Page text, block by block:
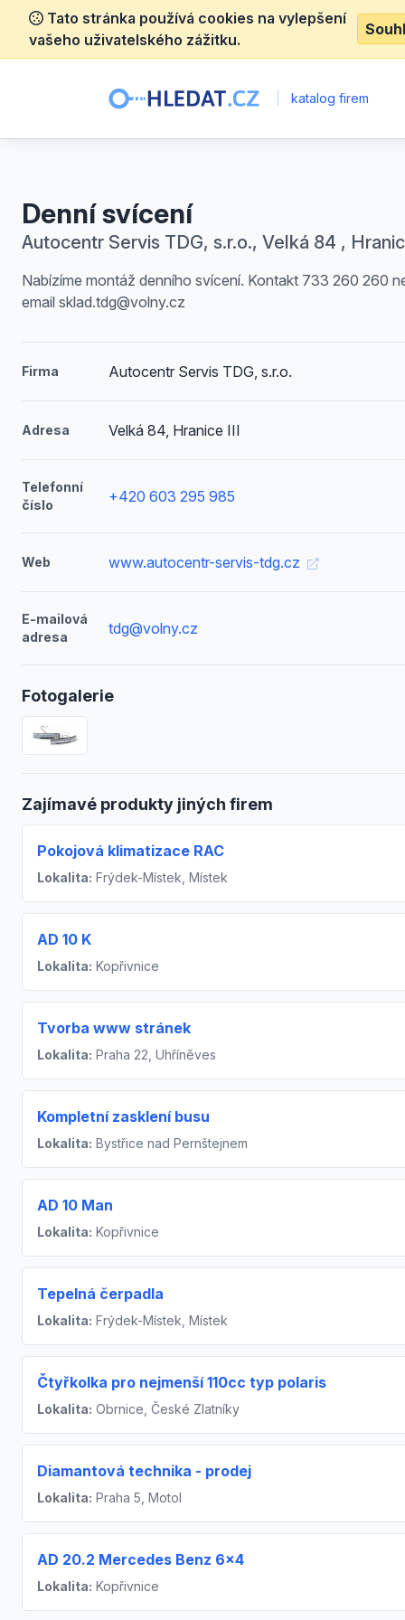
Tato stránka používá cookies na vylepšení
vašeho uživatelského zážitku.
katalog firem
Denní svícení
Autocentr Servis TDG, s.r.o., Velká 84 ,
Nabízíme montáž denního svícení. Kontakt 733 260 260
email sklad.tdg@volny.cz
Firma Autocentr Servis TDG, s.r.o.
Adresa Velká 84, Hranice III
Telefonní
číslo
+420 603 295 985
Web www.autocentr-servis-tdg.cz
E-mailová
adresa
tdg@volny.cz
Fotogalerie
Zajímavé produkty jiných firem
Pokojová klimatizace RAC
Lokalita: Frýdek-Místek, Místek
AD 10 K
Lokalita: Kopřivnice
Tvorba www stránek
Lokalita: Praha 22, Uhříněves
Kompletní zasklení busu
Lokalita: Bystřice nad Pernštejnem
AD 10 Man
Lokalita: Kopřivnice
Tepelná čerpadla
Lokalita: Frýdek-Místek, Místek
Čtyřkolka pro nejmenší 110cc typ polaris
Lokalita: Obrnice, České Zlatníky
Diamantová technika - prodej
Lokalita: Praha 5, Motol
AD 20.2 Mercedes Benz 6×4
Lokalita: Kopřivnice